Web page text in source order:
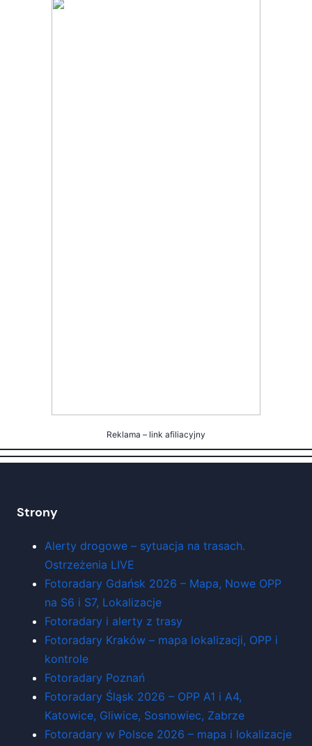
Reklama – link afiliacyjny
Strony
Alerty drogowe – sytuacja na trasach.
Ostrzeżenia LIVE
Fotoradary Gdańsk 2026 – Mapa, Nowe OPP
na S6 i S7, Lokalizacje
Fotoradary i alerty z trasy
Fotoradary Kraków – mapa lokalizacji, OPP i
kontrole
Fotoradary Poznań
Fotoradary Śląsk 2026 – OPP A1 i A4,
Katowice, Gliwice, Sosnowiec, Zabrze
Fotoradary w Polsce 2026 – mapa i lokalizacje